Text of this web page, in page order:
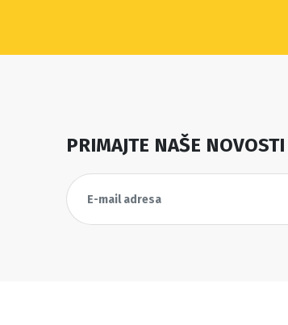
PRIMAJTE NAŠE NOVOSTI